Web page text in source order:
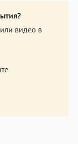
видео в